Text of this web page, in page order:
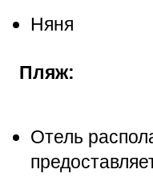
Няня
Пляж:
Отель